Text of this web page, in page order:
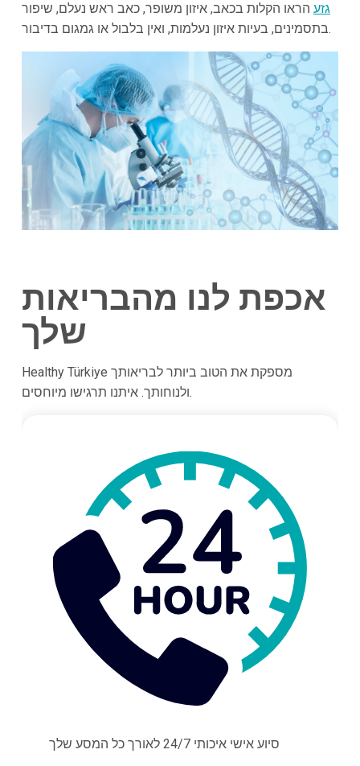
גזע הראו הקלות בכאב, איזון משופר, כאב ראש נעלם, שיפור
בתסמינים, בעיות איזון נעלמות, ואין בלבול או גמגום בדיבור.
אכפת לנו מהבריאות
שלך
Healthy Türkiye מספקת את הטוב ביותר לבריאותך
ולנוחותך. איתנו תרגישו מיוחסים.
סיוע אישי איכותי 24/7 לאורך כל המסע שלך